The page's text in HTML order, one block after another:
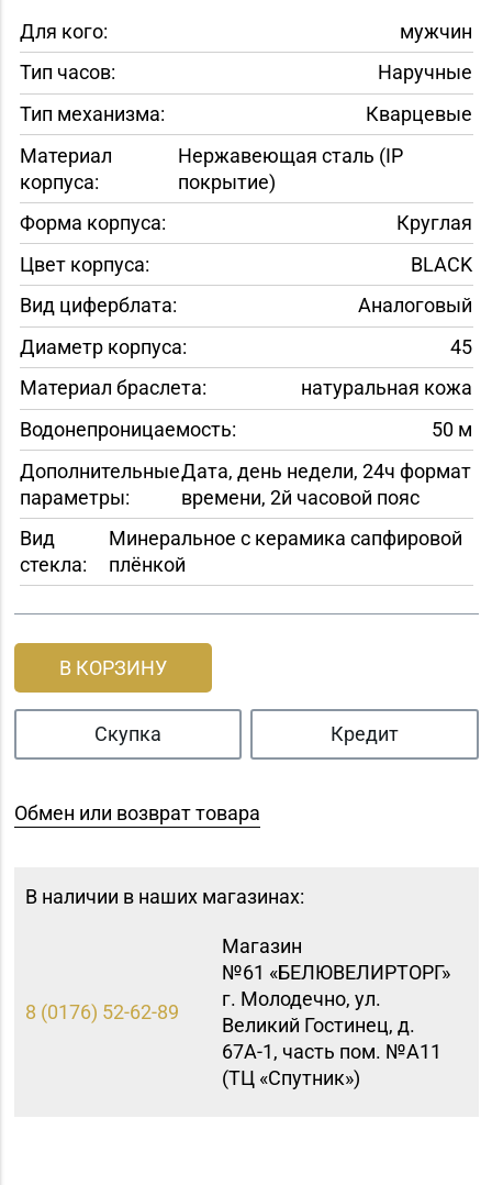
Для кого:
мужчин
Тип часов:
Наручные
Тип механизма:
Кварцевые
Материал
корпуса:
Нержавеющая сталь (IP
покрытие)
Форма корпуса:
Круглая
Цвет корпуса:
BLACK
Вид циферблата:
Аналоговый
Диаметр корпуса:
45
Материал браслета:
натуральная кожа
Водонепроницаемость:
50 м
Дополнительные
параметры:
Дата, день недели, 24ч формат
времени, 2й часовой пояс
Вид
стекла:
Минеральное с керамика сапфировой
плёнкой
В КОРЗИНУ
Скупка Кредит
Обмен или возврат товара
В наличии в наших магазинах:
8 (0176) 52-62-89
Магазин
№61 «БЕЛЮВЕЛИРТОРГ»
г. Молодечно, ул.
Великий Гостинец, д.
67А-1, часть пом. №А11
(ТЦ «Спутник»)